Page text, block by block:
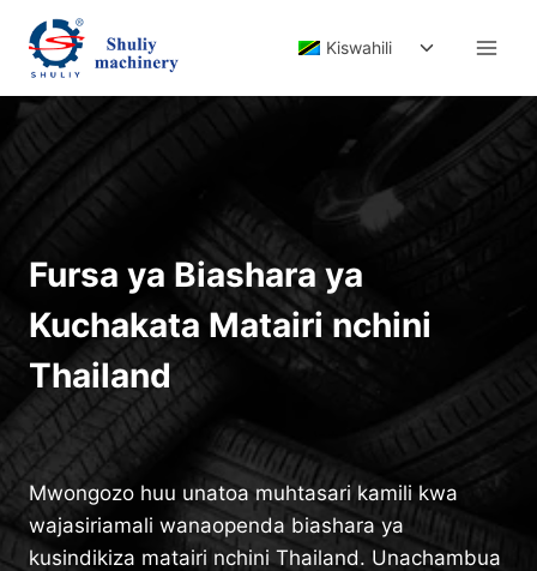
content
Kiswahili
Toggle
menu
Fursa ya Biashara ya
Kuchakata Matairi nchini
Thailand
Mwongozo huu unatoa muhtasari kamili kwa
wajasiriamali wanaopenda biashara ya
kusindikiza matairi nchini Thailand. Unachambua